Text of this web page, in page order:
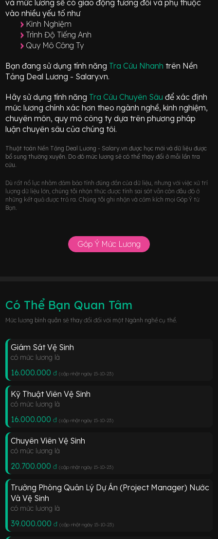
và mức lương sẽ có giao động tương đối và phụ thuộc
vào nhiều yếu tố như
Kinh Nghiệm
Trình Độ Tiếng Anh
Quy Mô Công Ty
Bạn đang sử dụng tính năng Tra Cứu Nhanh trên Nền
Tảng Deal Lương - Salary.vn.
Hãy sử dụng tính năng Tra Cứu Chuyên Sâuđể xác định
mức lương chính xác hơn theo ngành nghề, kinh nghiệm,
chuyên môn, quy mô công ty dựa trên phương pháp
luận chuyên sâu của chúng tôi.
Thuật toán Nền Tảng Deal Lương - Salary.vn được học mới và dữ liệu được
bổ sung thường xuyên. Do đó mức lương sẽ có thể thay đổi ở mỗi lần tra
cứu.
Dù rất nổ lực nhằm đảm bảo tính đúng đắn của dữ liệu, nhưng với việc xử trí
lượng dữ liệu lớn, chúng tôi nhận thức được tính sai sót vẫn còn đâu đó ở
những kết quả được trả ra. Chúng tôi ghi nhận và cảm kích mọi Góp Ý từ
Bạn.
Góp Ý Mức Lương
Có Thể Bạn Quan Tâm
Mức lương bình quân sẽ thay đổi đối với một Ngành nghề cụ thể.
Giám Sát Vệ Sinh
có mức lương là
16.000.000 đ (cập nhật ngày 15-10-23)
Kỹ Thuật Viên Vệ Sinh
có mức lương là
16.000.000 đ (cập nhật ngày 15-10-23)
Chuyên Viên Vệ Sinh
có mức lương là
20.700.000 đ (cập nhật ngày 15-10-23)
Trưởng Phòng Quản Lý Dự Án (Project Manager) Nước
Và Vệ Sinh
có mức lương là
39.000.000 đ (cập nhật ngày 15-10-23)